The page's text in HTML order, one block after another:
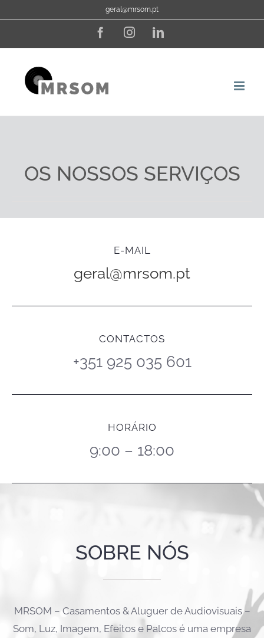
geral@mrsom.pt
FacebookInstagramLinkedIn
OS NOSSOS SERVIÇOS
E-MAIL
geral@mrsom.pt
CONTACTOS
+351 925 035 601
HORÁRIO
9:00 – 18:00
SOBRE NÓS
MRSOM – Casamentos & Aluguer de Audiovisuais –
Som, Luz, Imagem, Efeitos e Palcos é uma empresa